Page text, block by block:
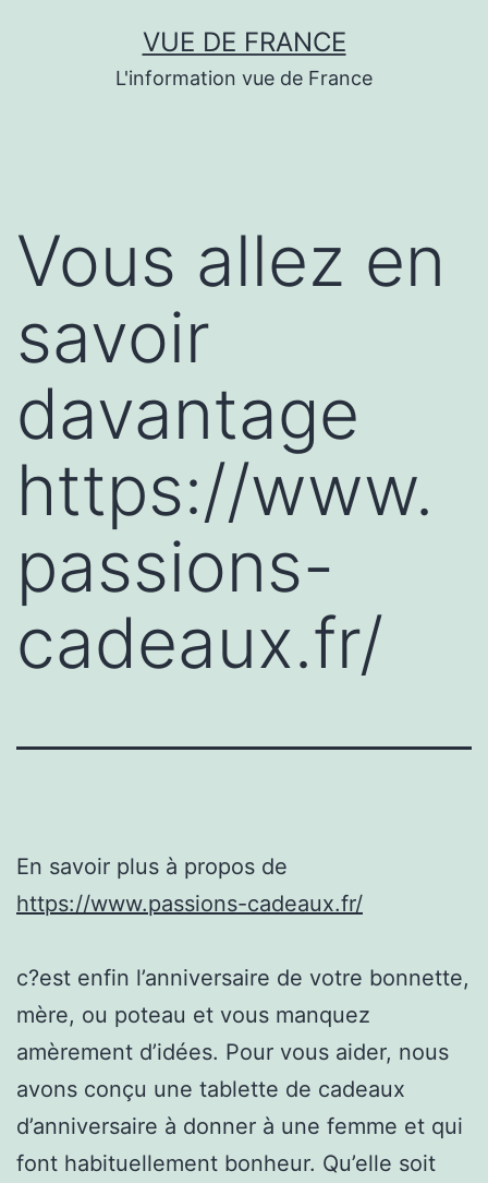
VUE DE FRANCE
L'information vue de France
Vous allez en
savoir
davantage
https://www.
passions-
cadeaux.fr/
En savoir plus à propos de
https://www.passions-cadeaux.fr/
c?est enfin l’anniversaire de votre bonnette,
mère, ou poteau et vous manquez
amèrement d’idées. Pour vous aider, nous
avons conçu une tablette de cadeaux
d’anniversaire à donner à une femme et qui
font habituellement bonheur. Qu’elle soit